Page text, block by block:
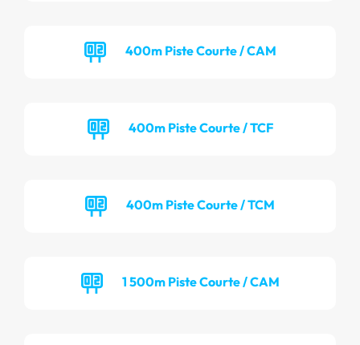
400m Piste Courte / CAM
400m Piste Courte / TCF
400m Piste Courte / TCM
1 500m Piste Courte / CAM